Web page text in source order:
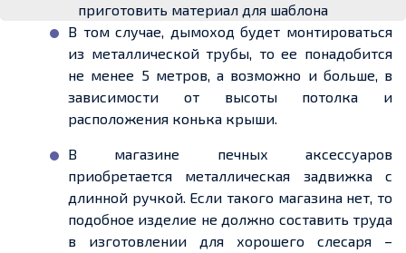
приготовить материал для шаблона
В том случае, дымоход будет монтироваться
из металлической трубы, тоее понадобится
не менее 5 метров, а возможно и больше, в
зависимости от высоты потолка и
расположения конька крыши.
В магазине печных аксессуаров
приобретается металлическая задвижка с
длинной ручкой. Если такого магазина нет, то
подобное изделие не должно составить труда
в изготовлении для хорошего слесаря –